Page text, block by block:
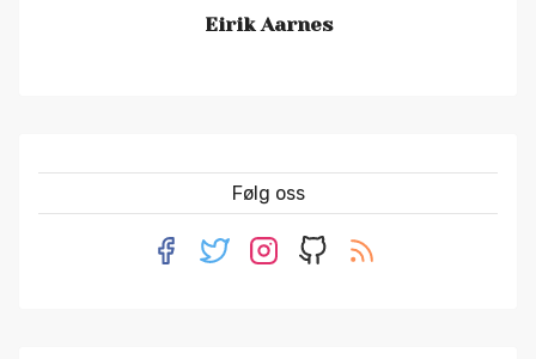
Eirik Aarnes
Følg oss